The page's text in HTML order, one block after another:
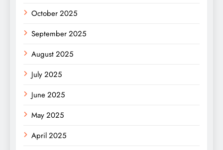
October 2025
September 2025
August 2025
July 2025
June 2025
May 2025
April 2025